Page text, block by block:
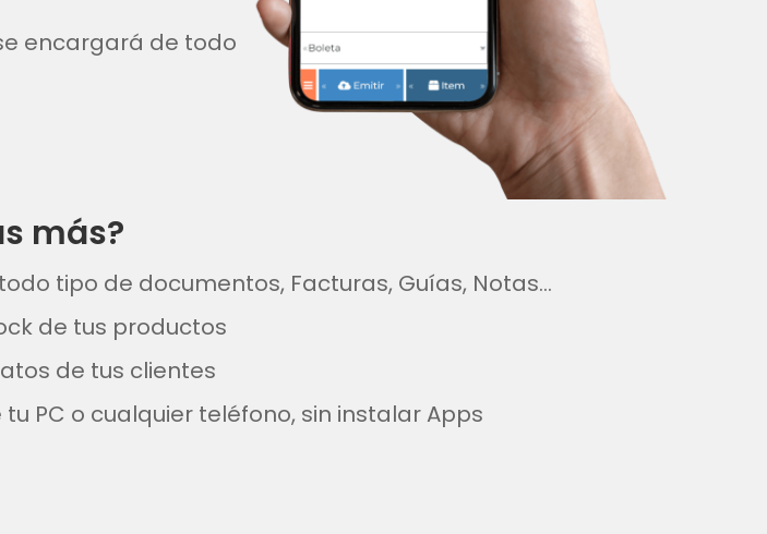
encargará de todo
más?
tipo de documentos, Facturas, Guías, Notas…
de tus productos
de tus clientes
PC o cualquier teléfono, sin instalar Apps